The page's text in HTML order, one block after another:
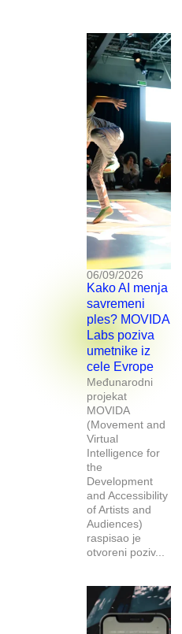
06/09/2026
Kako AI menja
savremeni
ples? MOVIDA
Labs poziva
umetnike iz
cele Evrope
Međunarodni
projekat
MOVIDA
(Movement and
Virtual
Intelligence for
the
Development
and Accessibility
of Artists and
Audiences)
raspisao je
otvoreni poziv...